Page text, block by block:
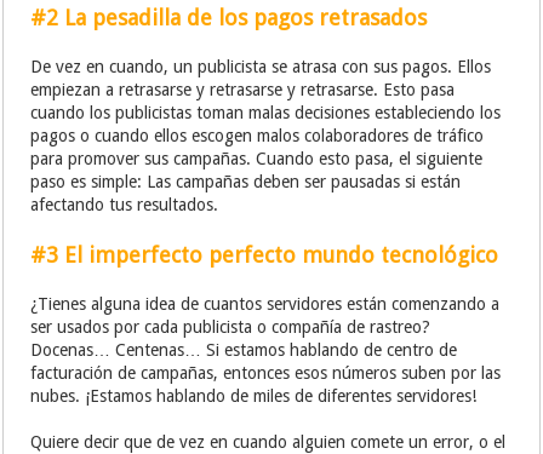
#2 La pesadilla de los pagos retrasados
De vez en cuando, un publicista se atrasa con sus pagos. Ellos
empiezan a retrasarse y retrasarse y retrasarse. Esto pasa
cuando los publicistas toman malas decisiones estableciendo los
pagos o cuando ellos escogen malos colaboradores de tráfico
para promover sus campañas. Cuando esto pasa, el siguiente
paso es simple: Las campañas deben ser pausadas si están
afectando tus resultados.
#3 El imperfecto perfecto mundo tecnológico
¿Tienes alguna idea de cuantos servidores están comenzando a
ser usados por cada publicista o compañía de rastreo?
Docenas… Centenas… Si estamos hablando de centro de
facturación de campañas, entonces esos números suben por las
nubes. ¡Estamos hablando de miles de diferentes servidores!
Quiere decir que de vez en cuando alguien comete un error, o el